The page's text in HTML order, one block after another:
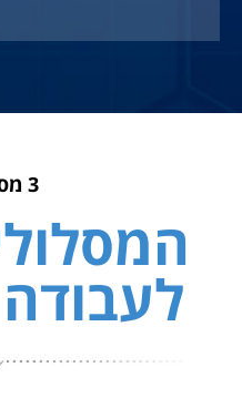
3 מסלולים